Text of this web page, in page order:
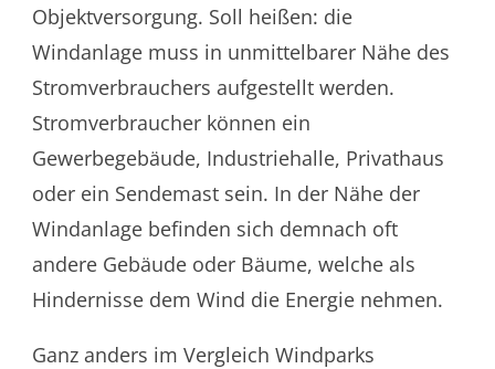
Objektversorgung. Soll heißen: die
Windanlage muss in unmittelbarer Nähe des
Stromverbrauchers aufgestellt werden.
Stromverbraucher können ein
Gewerbegebäude, Industriehalle, Privathaus
oder ein Sendemast sein. In der Nähe der
Windanlage befinden sich demnach oft
andere Gebäude oder Bäume, welche als
Hindernisse dem Wind die Energie nehmen.
Ganz anders im Vergleich Windparks